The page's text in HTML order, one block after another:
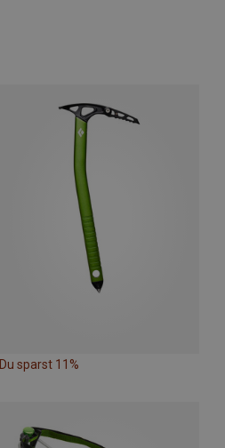
Du sparst 11%